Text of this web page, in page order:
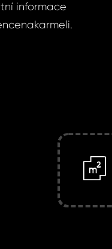
informace